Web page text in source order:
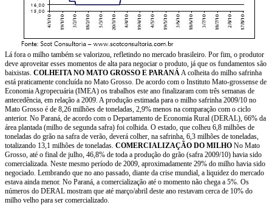
Lá fora o milho também se valorizou, refletindo no mercado brasileiro. Por fim, o produtor
deve aproveitar esses momentos de alta para negociar o produto, já que os fundamentos são
baixistas. COLHEITA NO MATO GROSSO E PARANÁA colheita do milho safrinha
está praticamente concluída no Mato Grosso. De acordo com o Instituto Mato-grossense de
Economia Agropecuária (IMEA) os trabalhos este ano finalizaram com três semanas de
antecedência, em relação a 2009. A produção estimada para o milho safrinha 2009/10 no
Mato Grosso é de 8,26 milhões de toneladas, 2,9% menos na comparação com o ciclo
anterior. No Paraná, de acordo com o Departamento de Economia Rural (DERAL), 66% da
área plantada (milho de segunda safra) foi colhida. O estado, que colheu 6,8 milhões de
toneladas do grão na safra de verão, deverá colher, na safrinha, 6,3 milhões de toneladas,
totalizando 13,1 milhões de toneladas. COMERCIALIZAÇÃO DO MILHO No Mato
Grosso, até o final de julho, 46,8% de toda a produção do grão (safra 2009/10) havia sido
comercializada. Neste mesmo período de 2009, aproximadamente 29% do milho havia sido
negociado. Lembrando que no ano passado, diante da crise mundial, a liquidez do mercado
estava ainda menor. No Paraná, a comercialização até o momento não chega a 5%. Os
números do DERAL mostram que até março/abril deste ano restavam cerca de 10% do
milho velho para ser comercializado.